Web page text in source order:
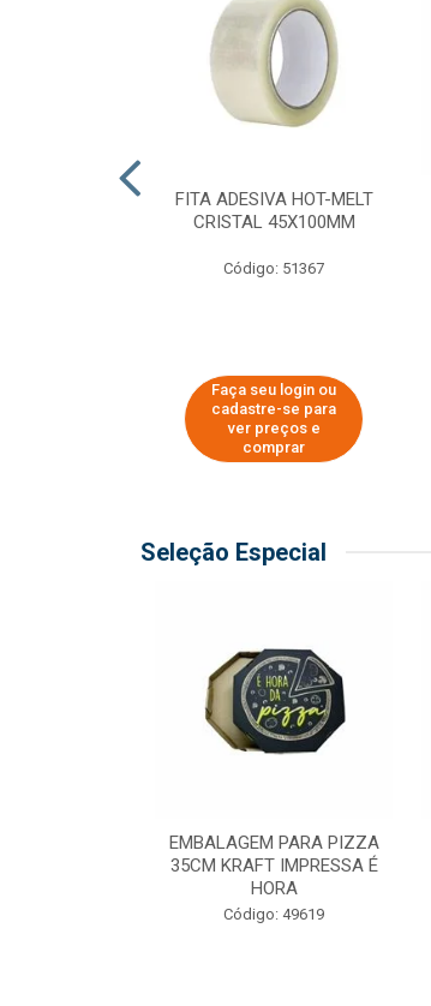
FITA ADESIVA HOT-MELT
CRISTAL 45X100MM
Código: 51367
Faça seu login ou
cadastre-se para
ver preços e
comprar
Seleção Especial
EMBALAGEM PARA PIZZA
35CM KRAFT IMPRESSA É
HORA
Código: 49619